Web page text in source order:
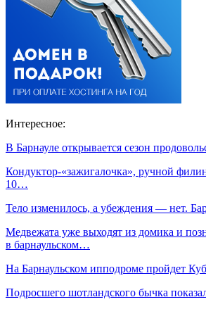
Интересное:
В Барнауле открывается сезон
Кондуктор-«зажигалочка», ручной
10…
Тело изменилось, а убеждения — нет.
Медвежата уже выходят из домика и
в барнаульском…
На Барнаульском ипподроме пройдет
Подросшего шотландского бычка